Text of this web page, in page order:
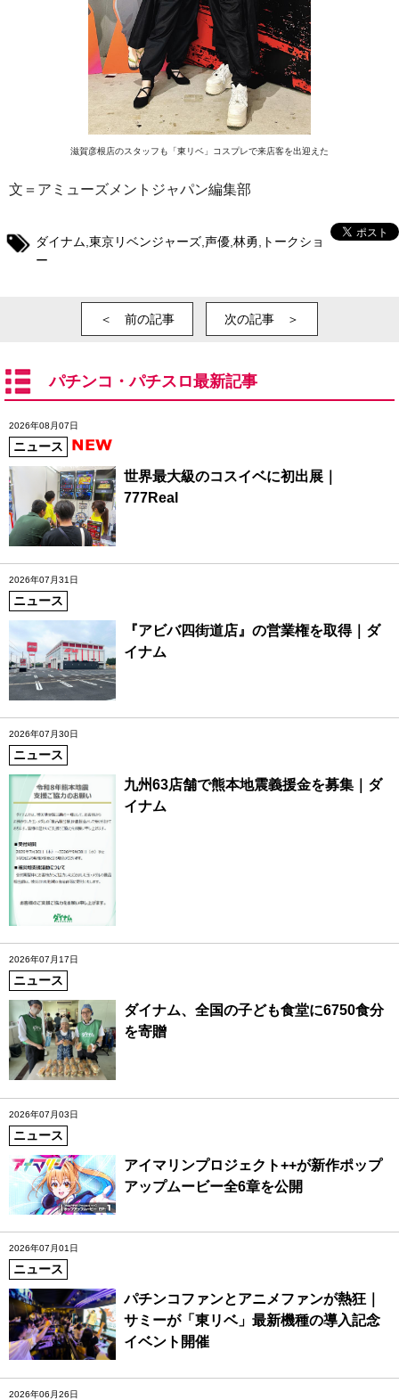
滋賀彦根店のスタッフも「東リベ」コスプレで来店客を出迎えた
文＝アミューズメントジャパン編集部
ダイナム 東京リベンジャーズ 声優 林勇
トークショ
ー
＜ 前の記事 次の記事 ＞
パチンコ・パチスロ最新記事
2026年08月07日
ニュース
世界最大級のコスイベに初出展｜
777Real
2026年07月31日
ニュース
『アビバ四街道店』の営業権を取得｜ダ
イナム
2026年07月30日
ニュース
九州63店舗で熊本地震義援金を募集｜ダ
イナム
2026年07月17日
ニュース
ダイナム、全国の子ども食堂に6750食分
を寄贈
2026年07月03日
ニュース
アイマリンプロジェクト++が新作ポップ
アップムービー全6章を公開
2026年07月01日
ニュース
パチンコファンとアニメファンが熱狂｜
サミーが「東リベ」最新機種の導入記念
イベント開催
2026年06月26日